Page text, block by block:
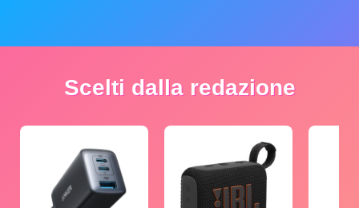
Scelti dalla redazione